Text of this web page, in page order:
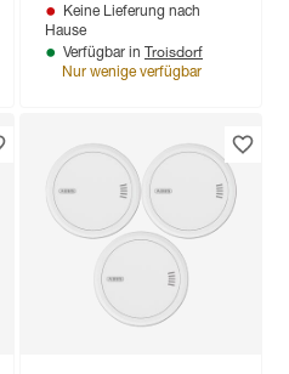
Keine Lieferung nach
Hause
Verfügbar in Troisdorf
Nur wenige verfügbar